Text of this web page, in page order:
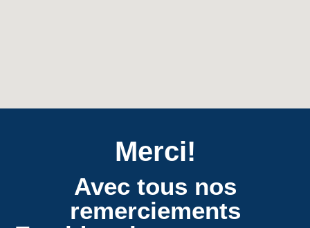
Merci!
Avec tous nos
remerciements